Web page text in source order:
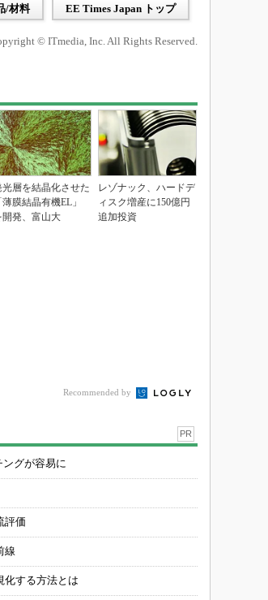
/材料 EE Times Japan トップ
© ITmedia, Inc. All Rights Reserved.
光層を結晶化させた
薄膜結晶有機EL」
開発、富山大
レゾナック、ハードデ
ィスク増産に150億円
追加投資
Recommended by
PR
グが容易に
評価
線
化する方法とは